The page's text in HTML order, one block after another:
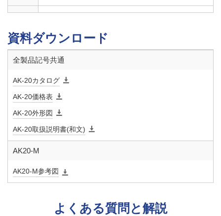
取付姿勢
体
材質 弁
体
SUS
材質 弁
SCS
資料ダウンロード
全製品記号共通
AK-20カタログ
AK-20価格表
AK-20外形図
AK-20取扱説明書(和文)
AK20-M
AK20-M参考図
よくある質問と解説